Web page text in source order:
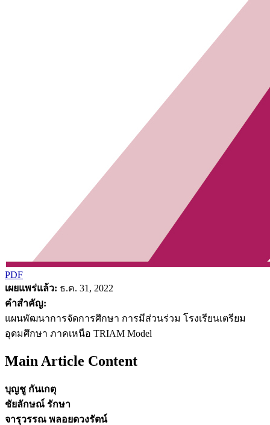
PDF
เผยแพร่แล้ว: ธ.ค. 31, 2022
คำสำคัญ:
แผนพัฒนาการจัดการศึกษา การมีส่วนร่วม โรงเรียนเตรียม
อุดมศึกษา ภาคเหนือ TRIAM Model
Main Article Content
บุญชู กันเกตุ
ชัยลักษณ์ รักษา
จารุวรรณ พลอยดวงรัตน์